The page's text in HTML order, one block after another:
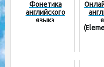
Фонетика
английского
языка